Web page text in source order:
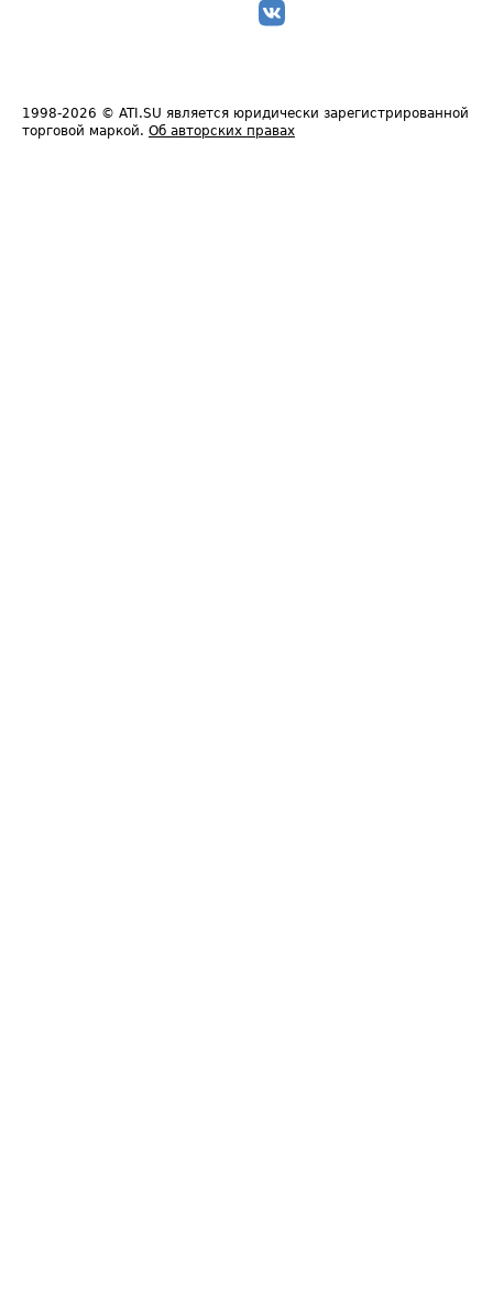
1998-2026 © ATI.SU является юридически зарегистрированной
торговой маркой. Об авторских правах